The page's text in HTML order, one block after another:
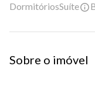
DormitóriosSuíte
Sobre o imóvel